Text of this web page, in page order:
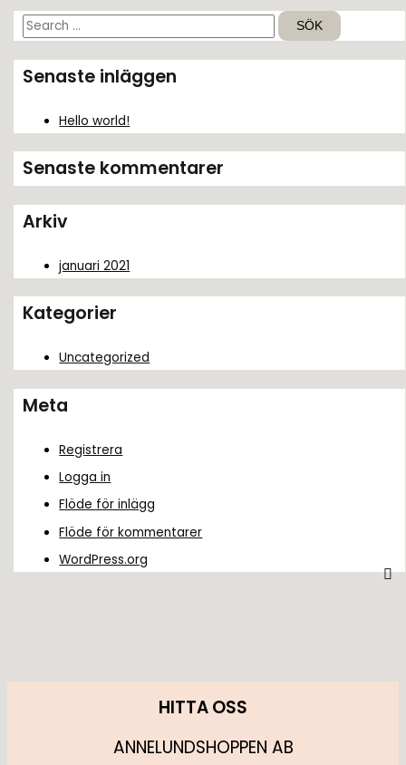
S
k
e
:
Senaste inläggen
Hello world!
Senaste kommentarer
Arkiv
januari 2021
Kategorier
Uncategorized
Meta
Registrera
Logga in
Flöde för inlägg
Flöde för kommentarer
WordPress.org
HITTA OSS
ANNELUNDSHOPPEN AB